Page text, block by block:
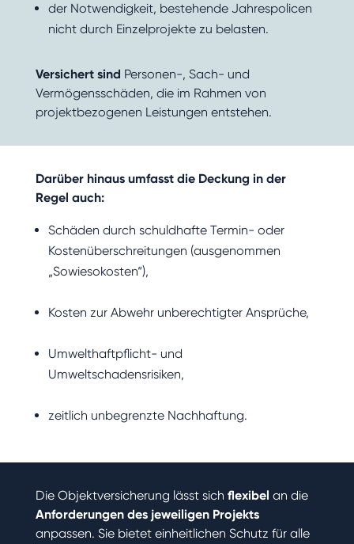
der Notwendigkeit, bestehende Jahrespolicen
nicht durch Einzelprojekte zu belasten.
Versichert sind Personen-, Sach- und
Vermögensschäden, die im Rahmen von
projektbezogenen Leistungen entstehen.
Darüber hinaus umfasst die Deckung in der
Regel auch:
Schäden durch schuldhafte Termin- oder
Kostenüberschreitungen (ausgenommen
„Sowiesokosten“),
Kosten zur Abwehr unberechtigter Ansprüche,
Umwelthaftpflicht- und
Umweltschadensrisiken,
zeitlich unbegrenzte Nachhaftung.
Die Objektversicherung lässt sich flexibel an die
Anforderungen des jeweiligen Projekts
anpassen. Sie bietet einheitlichen Schutz für alle